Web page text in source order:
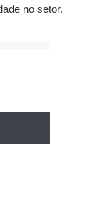
no setor.